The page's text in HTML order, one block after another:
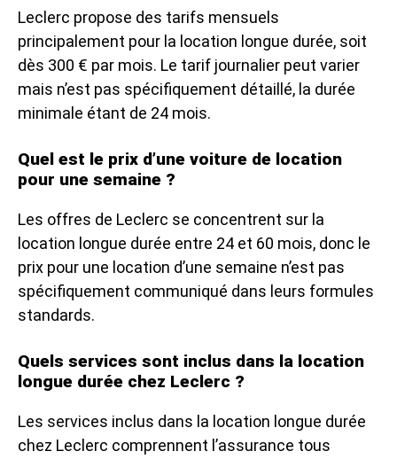
Leclerc propose des tarifs mensuels
principalement pour la location longue durée, soit
dès 300 € par mois. Le tarif journalier peut varier
mais n’est pas spécifiquement détaillé, la durée
minimale étant de 24 mois.
Quel est le prix d’une voiture de location
pour une semaine ?
Les offres de Leclerc se concentrent sur la
location longue durée entre 24 et 60 mois, donc le
prix pour une location d’une semaine n’est pas
spécifiquement communiqué dans leurs formules
standards.
Quels services sont inclus dans la location
longue durée chez Leclerc ?
Les services inclus dans la location longue durée
chez Leclerc comprennent l’assurance tous